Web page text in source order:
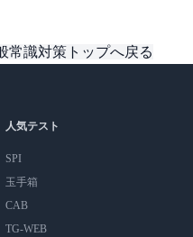
常識対策トップへ戻る
人気テスト
SPI
玉手箱
CAB
TG-WEB